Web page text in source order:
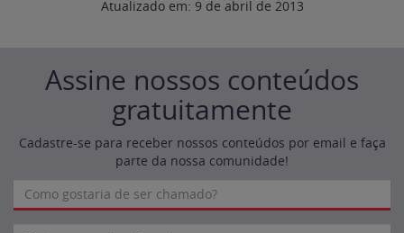
Atualizado em: 9 de abril de 2013
Assine nossos conteúdos
gratuitamente
Cadastre-se para receber nossos conteúdos por email e faça
parte da nossa comunidade!